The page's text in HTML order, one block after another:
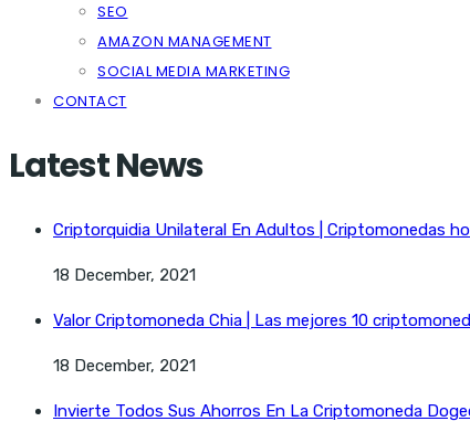
SEO
AMAZON MANAGEMENT
SOCIAL MEDIA MARKETING
CONTACT
Latest News
Criptorquidia Unilateral En Adultos | Criptomonedas
18 December, 2021
Valor Criptomoneda Chia | Las mejores 10
18 December, 2021
Invierte Todos Sus Ahorros En La Criptomoneda